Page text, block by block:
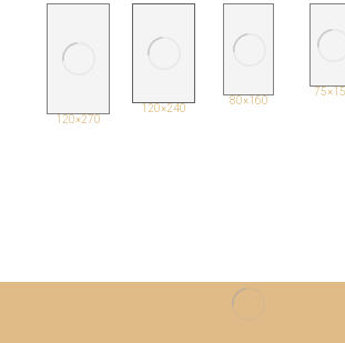
160×80
240×120
270×120